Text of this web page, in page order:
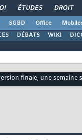
ÉTUDES DROIT
SGBD Office
DÉBATS WIKI
finale, une semaine